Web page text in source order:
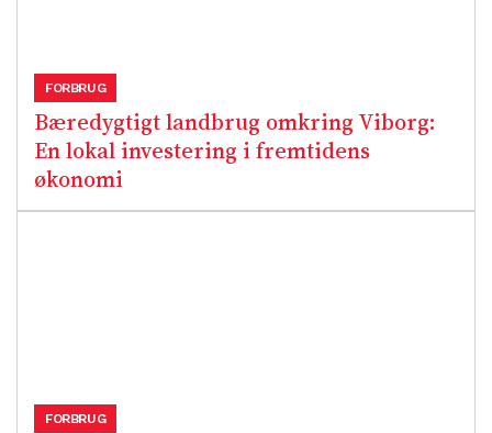
Bæredygtigt landbrug omkring Viborg:
En lokal investering i fremtidens
økonomi
FORBRUG
FORBRUG